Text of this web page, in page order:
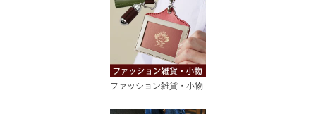
ファッション雑貨・小物